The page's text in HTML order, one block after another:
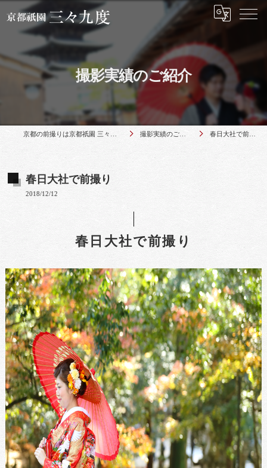
撮影実績のご紹介
撮影実績のご紹介 春日大社で前撮り
春日大社で前撮り
2018/12/12
春日大社で前撮り